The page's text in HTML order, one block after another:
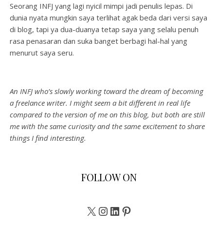
Seorang INFJ yang lagi nyicil mimpi jadi penulis lepas. Di
dunia nyata mungkin saya terlihat agak beda dari versi saya
di blog, tapi ya dua-duanya tetap saya yang selalu penuh
rasa penasaran dan suka banget berbagi hal-hal yang
menurut saya seru.
An INFJ who’s slowly working toward the dream of becoming
a freelance writer. I might seem a bit different in real life
compared to the version of me on this blog, but both are still
me with the same curiosity and the same excitement to share
things I find interesting.
FOLLOW ON
X Instagram
LinkedInPinterest